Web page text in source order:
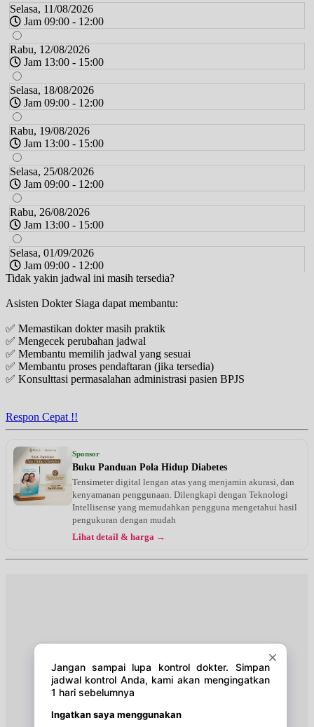
Selasa, 11/08/2026
Jam 09:00 - 12:00
Rabu, 12/08/2026
Jam 13:00 - 15:00
Selasa, 18/08/2026
Jam 09:00 - 12:00
Rabu, 19/08/2026
Jam 13:00 - 15:00
Selasa, 25/08/2026
Jam 09:00 - 12:00
Rabu, 26/08/2026
Jam 13:00 - 15:00
Selasa, 01/09/2026
Jam 09:00 - 12:00
Jam 13:00 - 15:00
Tidak yakin jadwal ini masih tersedia?
Asisten Dokter Siaga dapat membantu:
✅ Memastikan dokter masih praktik
✅ Mengecek perubahan jadwal
✅ Membantu memilih jadwal yang sesuai
✅ Membantu proses pendaftaran (jika tersedia)
✅ Konsulttasi permasalahan administrasi pasien BPJS
Respon Cepat !!
Sponsor
Buku Panduan Pola Hidup Diabetes
Tensimeter digital lengan atas yang menjamin akurasi, dan
kenyamanan penggunaan. Dilengkapi dengan Teknologi
Intellisense yang memudahkan pengguna mengetahui hasil
pengukuran dengan mudah
Lihat detail & harga →